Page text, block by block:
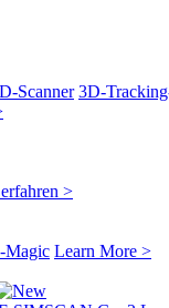
Scanner 3D-
>
Learn More >